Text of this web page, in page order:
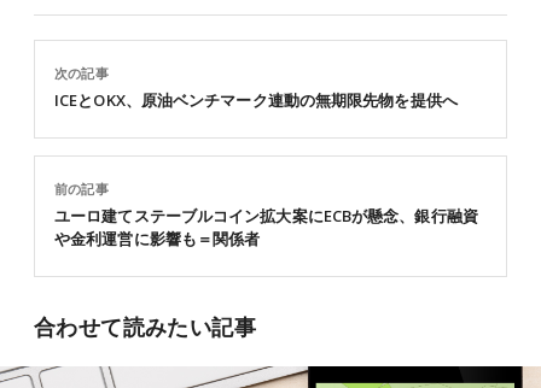
前の記事
ユーロ建てステーブルコイン拡大案にECBが懸念、銀行融資
や金利運営に影響も＝関係者
次の記事
ICEとOKX、原油ベンチマーク連動の無期限先物を提供へ
合わせて読みたい記事